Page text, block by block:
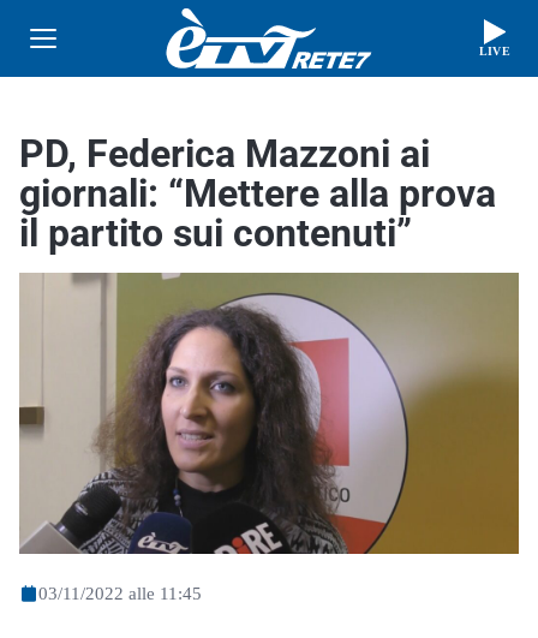
LIVE
PD, Federica Mazzoni ai
giornali: “Mettere alla prova
il partito sui contenuti”
03/11/2022 alle 11:45